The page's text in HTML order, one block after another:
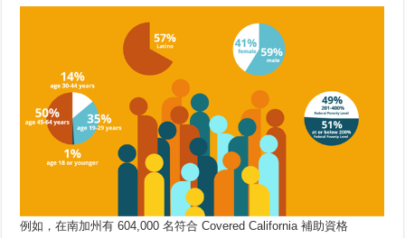
例如，在南加州有 604,000 名符合 Covered California 補助資格